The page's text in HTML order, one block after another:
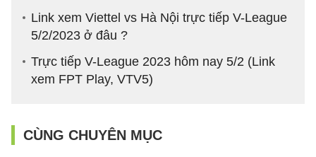
Link xem Viettel vs Hà Nội trực tiếp V-League
5/2/2023 ở đâu ?
Trực tiếp V-League 2023 hôm nay 5/2 (Link
xem FPT Play, VTV5)
CÙNG CHUYÊN MỤC